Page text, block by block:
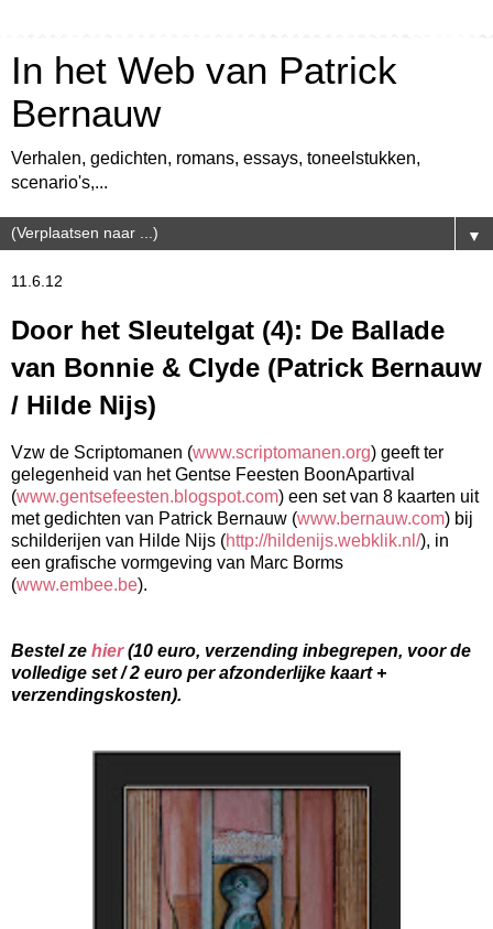
In het Web van Patrick
Bernauw
Verhalen, gedichten, romans, essays, toneelstukken,
scenario's,...
▼
11.6.12
Door het Sleutelgat (4): De Ballade
van Bonnie & Clyde (Patrick Bernauw
/ Hilde Nijs)
Vzw de Scriptomanen (www.scriptomanen.org) geeft ter
gelegenheid van het Gentse Feesten BoonApartival
(www.gentsefeesten.blogspot.com) een set van 8 kaarten uit
met gedichten van Patrick Bernauw (www.bernauw.com) bij
schilderijen van Hilde Nijs (http://hildenijs.webklik.nl/), in
een grafische vormgeving van Marc Borms
(www.embee.be).
Bestel ze hier(10 euro, verzending inbegrepen, voor de
volledige set / 2 euro per afzonderlijke kaart +
verzendingskosten).